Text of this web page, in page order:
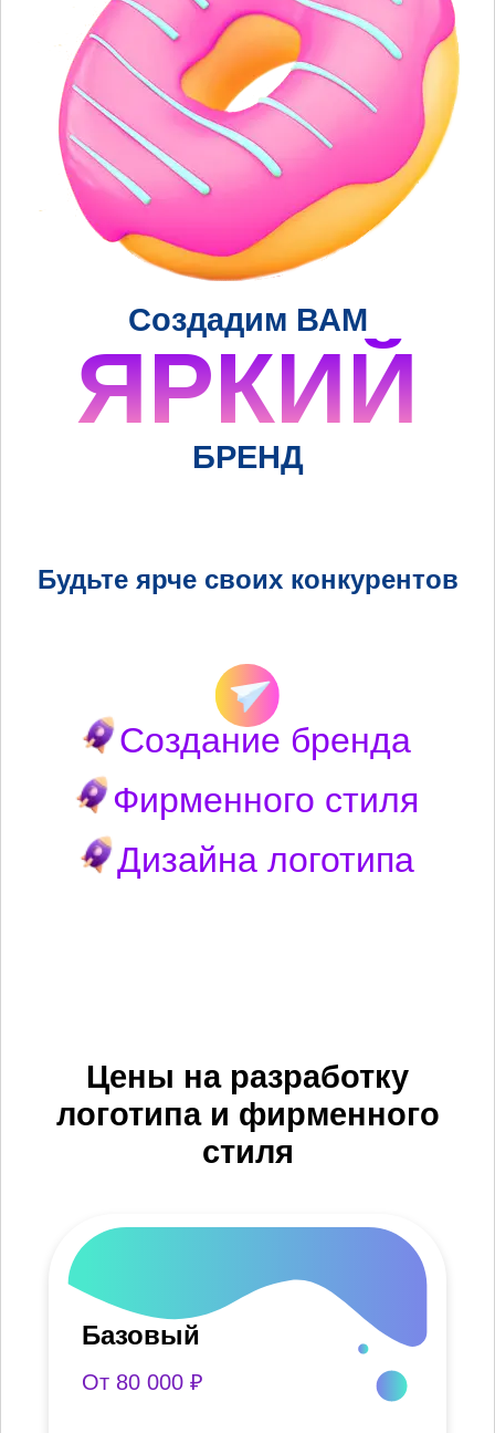
Создадим ВАМ
ЯРКИЙ
БРЕНД
Будьте ярче своих конкурентов
Создание бренда
Фирменного стиля
Дизайна логотипа
Цены на разработку
логотипа и фирменного
стиля
Базовый
От 80 000 ₽